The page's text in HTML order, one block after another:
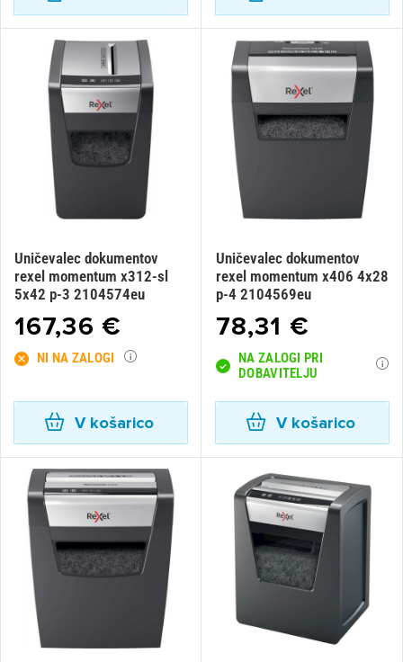
Uničevalec dokumentov
rexel momentum x312-sl
5x42 p-3 2104574eu
167,36 €
NI NA ZALOGI
V košarico
Uničevalec dokumentov
rexel momentum x406 4x28
p-4 2104569eu
78,31 €
NA ZALOGI PRI
DOBAVITELJU
V košarico
Prijava ×
Za dodajanje na seznam želja morate biti prijavljeni.
Prekliči Prijava